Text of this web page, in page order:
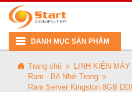
DANH MỤC SẢN PHẨM
Trang chủ
LINH KIỆN MÁY
Ram - Bộ Nhớ Trong
Ram Server Kingston 8GB